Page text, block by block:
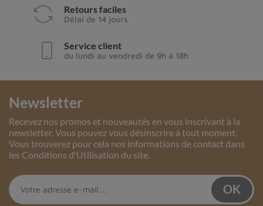
Retours faciles
Délai de 14 jours
Service client
du lundi au vendredi de 9h à 18h
Newsletter
Recevez nos promos et nouveautés en vous inscrivant à la
newsletter. Vous pouvez vous désinscrire à tout moment.
Vous trouverez pour cela nos informations de contact dans
les Conditions d'Utilisation du site.